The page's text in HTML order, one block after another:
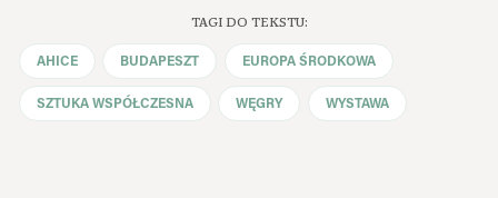
TAGI DO TEKSTU:
AHICE BUDAPESZT EUROPA ŚRODKOWA
SZTUKA WSPÓŁCZESNA WĘGRY WYSTAWA